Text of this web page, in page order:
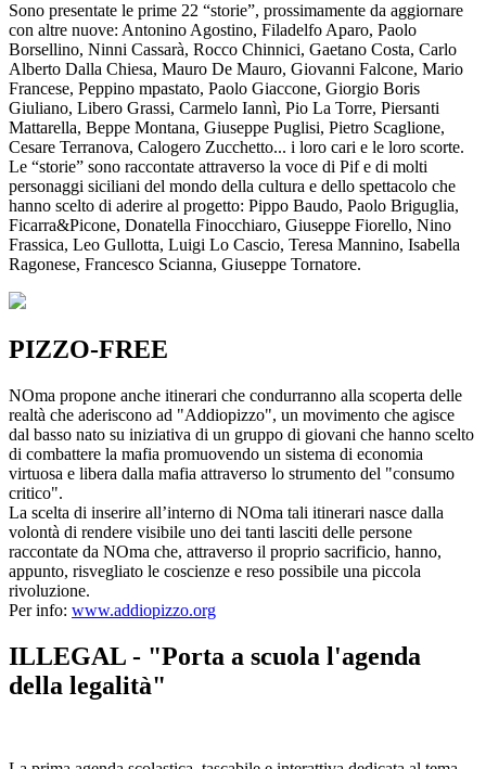
Sono presentate le prime 22 “storie”, prossimamente da aggiornare
con altre nuove: Antonino Agostino, Filadelfo Aparo, Paolo
Borsellino, Ninni Cassarà, Rocco Chinnici, Gaetano Costa, Carlo
Alberto Dalla Chiesa, Mauro De Mauro, Giovanni Falcone, Mario
Francese, Peppino mpastato, Paolo Giaccone, Giorgio Boris
Giuliano, Libero Grassi, Carmelo Iannì, Pio La Torre, Piersanti
Mattarella, Beppe Montana, Giuseppe Puglisi, Pietro Scaglione,
Cesare Terranova, Calogero Zucchetto... i loro cari e le loro scorte.
Le “storie” sono raccontate attraverso la voce di Pif e di molti
personaggi siciliani del mondo della cultura e dello spettacolo che
hanno scelto di aderire al progetto: Pippo Baudo, Paolo Briguglia,
Ficarra&Picone, Donatella Finocchiaro, Giuseppe Fiorello, Nino
Frassica, Leo Gullotta, Luigi Lo Cascio, Teresa Mannino, Isabella
Ragonese, Francesco Scianna, Giuseppe Tornatore.
PIZZO-FREE
NOma propone anche itinerari che condurranno alla scoperta delle
realtà che aderiscono ad "Addiopizzo", un movimento che agisce
dal basso nato su iniziativa di un gruppo di giovani che hanno scelto
di combattere la mafia promuovendo un sistema di economia
virtuosa e libera dalla mafia attraverso lo strumento del "consumo
critico".
La scelta di inserire all’interno di NOma tali itinerari nasce dalla
volontà di rendere visibile uno dei tanti lasciti delle persone
raccontate da NOma che, attraverso il proprio sacrificio, hanno,
appunto, risvegliato le coscienze e reso possibile una piccola
rivoluzione.
Per info: www.addiopizzo.org
ILLEGAL - "Porta a scuola l'agenda
della legalità"